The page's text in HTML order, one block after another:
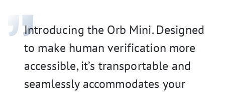
Introducing the Orb Mini. Designed
to make human verification more
accessible, it’s transportable and
seamlessly accommodates your